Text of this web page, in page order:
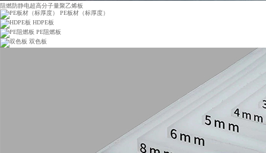
阻燃防静电超高分子量聚乙烯板
PE板材（标厚度）
HDPE板
PE阻燃板
双色板